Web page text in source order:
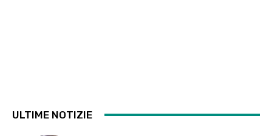
ULTIME NOTIZIE